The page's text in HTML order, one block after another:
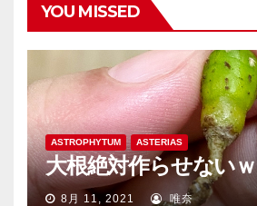
YOU MISSED
ASTROPHYTUM ASTERIAS
大根絶対作らせないｗ
8月 11, 2021 唯奈